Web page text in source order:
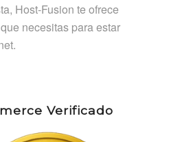
Host-Fusion te ofrece
necesitas para estar
Verificado